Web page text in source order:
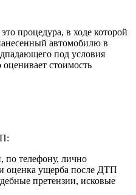
процедура, в ходе которой
автомобилю в
под условия
оценивает стоимость
по телефону, лично
оценка ущерба после ДТП
претензии, исковые